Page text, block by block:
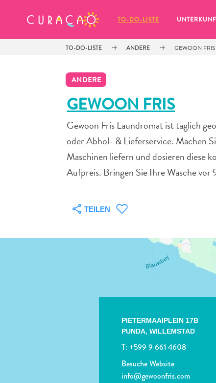
TO-DO-LISTE
TO-DO-LISTE ANDERE GEWOON FRIS
ANDERE
GEWOON FRIS
Gewoon Fris Laundromat ist täglich
oder Abhol- & Lieferservice. Machen
Maschinen liefern und dosieren diese
Aufpreis. Bringen Sie Ihre Wäsche vor
TEILEN
PIETERMAAIPLEIN 17B
PUNDA, WILLEMSTAD
T: +599 9 661 4608
Besuche Website
info@gewoonfris.com
MEINE FAVORITEN
Es schaut so aus, als ob Sie noch
gespeichert haben.